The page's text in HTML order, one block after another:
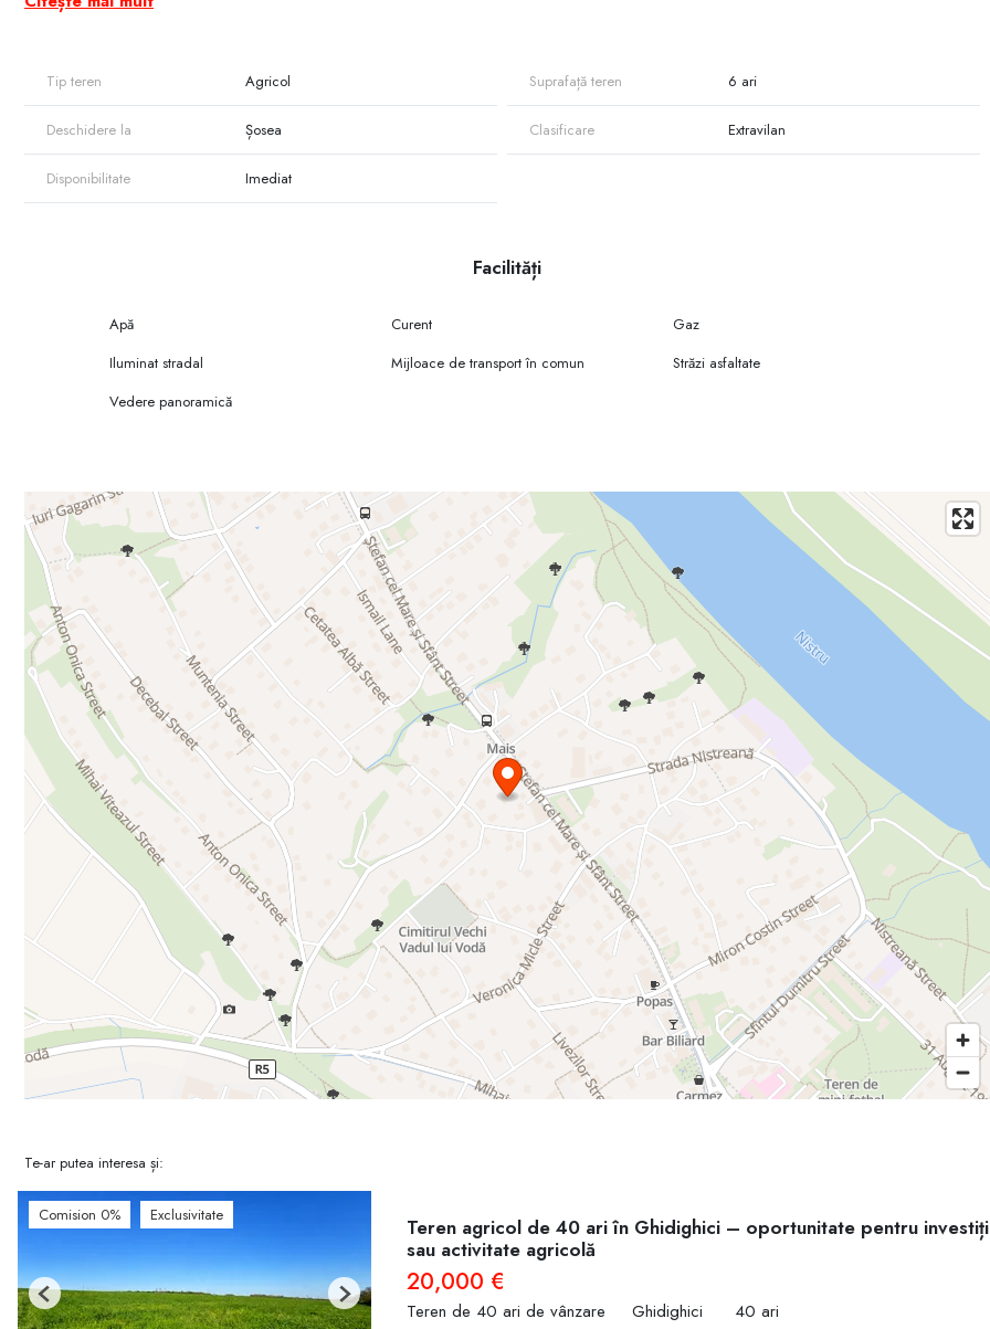
Tip teren Agricol Suprafață teren 6 ari
Deschidere la Șosea Clasificare Extravilan
Disponibilitate Imediat
Facilități
Apă Curent
Gaz
Iluminat stradal
Mijloace de transport în comun
Străzi asfaltate
Vedere panoramică
Te-ar putea interesa și:
Comision 0% Exclusivitate
Previous Next
Teren agricol de 40 ari în Ghidighici – oportunitate pentru
sau activitate agricolă
20,000 €
Teren de 40 ari de vânzare Ghidighici 40 ari